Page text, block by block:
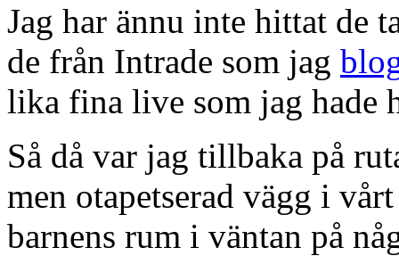
Jag har ännu inte hittat de
de från Intrade som jag
lika fina live som jag hade
Så då var jag tillbaka på
men otapetserad vägg i
barnens rum i väntan på